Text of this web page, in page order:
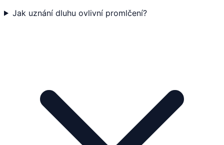
Jak uznání dluhu ovlivní promlčení?